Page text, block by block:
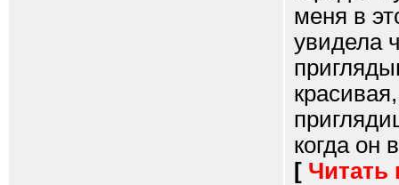
меня в
увидела
когда он
[ Читать